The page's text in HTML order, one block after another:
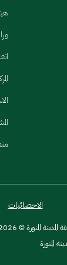
الاحصائيات
المنورة © 2026
المنورة